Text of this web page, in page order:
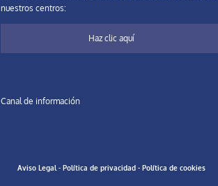
nuestros centros:
Haz clic aquí
Canal de información
Aviso Legal - Política de privacidad - Política de cookies